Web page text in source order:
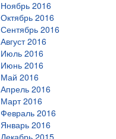
Ноябрь 2016
Октябрь 2016
Сентябрь 2016
Август 2016
Июль 2016
Июнь 2016
Май 2016
Апрель 2016
Март 2016
Февраль 2016
Январь 2016
Декабрь 2015